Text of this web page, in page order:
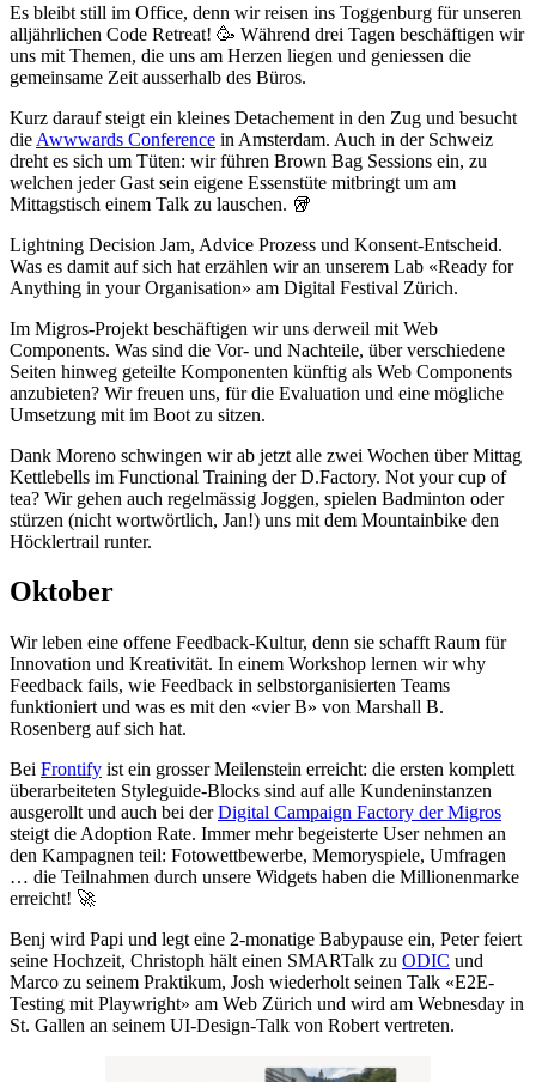
Es bleibt still im Office, denn wir reisen ins Toggenburg für unseren
alljährlichen Code Retreat! 🥳 Während drei Tagen beschäftigen wir
uns mit Themen, die uns am Herzen liegen und geniessen die
gemeinsame Zeit ausserhalb des Büros.
Kurz darauf steigt ein kleines Detachement in den Zug und besucht
die Awwwards Conference in Amsterdam. Auch in der Schweiz
dreht es sich um Tüten: wir führen Brown Bag Sessions ein, zu
welchen jeder Gast sein eigene Essenstüte mitbringt um am
Mittagstisch einem Talk zu lauschen. 🥡
Lightning Decision Jam, Advice Prozess und Konsent-Entscheid.
Was es damit auf sich hat erzählen wir an unserem Lab «Ready for
Anything in your Organisation» am Digital Festival Zürich.
Im Migros-Projekt beschäftigen wir uns derweil mit Web
Components. Was sind die Vor- und Nachteile, über verschiedene
Seiten hinweg geteilte Komponenten künftig als Web Components
anzubieten? Wir freuen uns, für die Evaluation und eine mögliche
Umsetzung mit im Boot zu sitzen.
Dank Moreno schwingen wir ab jetzt alle zwei Wochen über Mittag
Kettlebells im Functional Training der D.Factory. Not your cup of
tea? Wir gehen auch regelmässig Joggen, spielen Badminton oder
stürzen (nicht wortwörtlich, Jan!) uns mit dem Mountainbike den
Höcklertrail runter.
Oktober
Wir leben eine offene Feedback-Kultur, denn sie schafft Raum für
Innovation und Kreativität. In einem Workshop lernen wir why
Feedback fails, wie Feedback in selbstorganisierten Teams
funktioniert und was es mit den «vier B» von Marshall B.
Rosenberg auf sich hat.
Bei Frontify ist ein grosser Meilenstein erreicht: die ersten komplett
überarbeiteten Styleguide-Blocks sind auf alle Kundeninstanzen
ausgerollt und auch bei derDigital Campaign Factory der Migros
steigt die Adoption Rate. Immer mehr begeisterte User nehmen an
den Kampagnen teil: Fotowettbewerbe, Memoryspiele, Umfragen
… die Teilnahmen durch unsere Widgets haben die Millionenmarke
erreicht! 🚀
Benj wird Papi und legt eine 2-monatige Babypause ein, Peter feiert
seine Hochzeit, Christoph hält einen SMARTalk zu ODIC und
Marco zu seinem Praktikum, Josh wiederholt seinen Talk «E2E-
Testing mit Playwright» am Web Zürich und wird am Webnesday in
St. Gallen an seinem UI-Design-Talk von Robert vertreten.